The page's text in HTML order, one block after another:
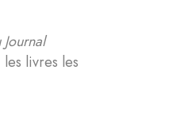
livres les